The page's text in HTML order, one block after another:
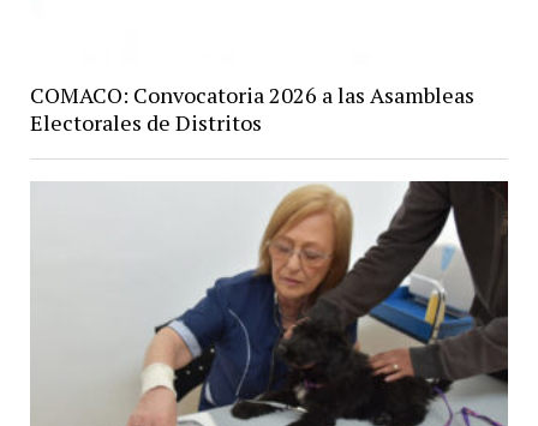
COMACO: Convocatoria 2026 a las Asambleas
Electorales de Distritos